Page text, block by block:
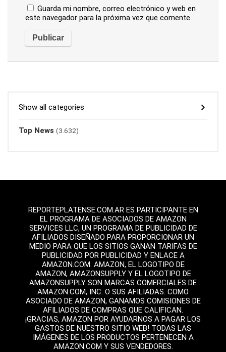
Guarda mi nombre, correo electrónico y web en
este navegador para la próxima vez que comente.
Show all categories
Top News (3.632)
REPORTEPLATENSE.COM.AR ES PARTICIPANTE EN
EL PROGRAMA DE ASOCIADOS DE AMAZON
SERVICES LLC, UN PROGRAMA DE PUBLICIDAD DE
AFILIADOS DISEÑADO PARA PROPORCIONAR UN
MEDIO PARA QUE LOS SITIOS GANAN TARIFAS DE
PUBLICIDAD POR PUBLICIDAD Y ENLACE A
AMAZON.COM. AMAZON, EL LOGOTIPO DE
AMAZON, AMAZONSUPPLY Y EL LOGOTIPO DE
AMAZONSUPPLY SON MARCAS COMERCIALES DE
AMAZON.COM, INC. O SUS AFILIADAS. COMO
ASOCIADO DE AMAZON, GANAMOS COMISIONES DE
AFILIADOS DE COMPRAS QUE CALIFICAN.
¡GRACIAS, AMAZON POR AYUDARNOS A PAGAR LOS
GASTOS DE NUESTRO SITIO WEB! TODAS LAS
IMÁGENES DE LOS PRODUCTOS PERTENECEN A
AMAZON.COM Y SUS VENDEDORES.